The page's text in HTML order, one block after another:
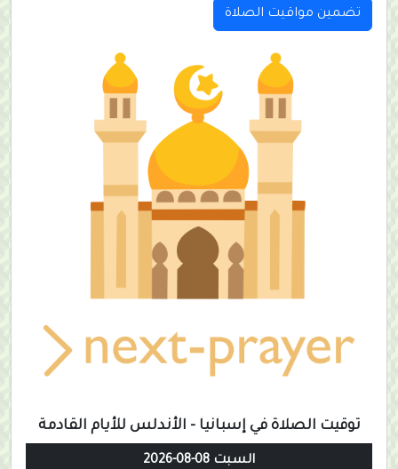
تضمين مواقيت الصلاة
توقيت الصلاة في إسبانيا - الأندلس للأيام القادمة
السبت 08-08-2026